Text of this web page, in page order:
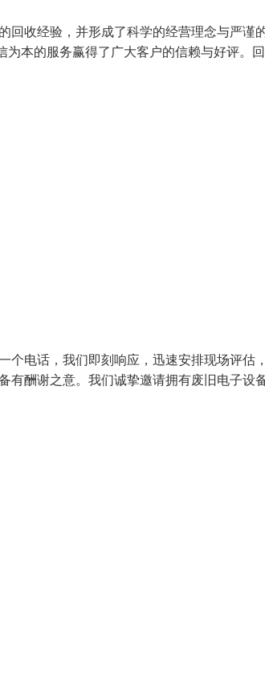
回收经验，并形成了科学的经营理念与严谨
为本的服务赢得了广大客户的信赖与好评。
个电话，我们即刻响应，迅速安排现场评估
有酬谢之意。我们诚挚邀请拥有废旧电子设